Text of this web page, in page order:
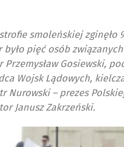
smoleńskiej zginęło
pięć osób
Gosiewski,
Wojsk Lądowych,
Nurowski – prezes
Janusz Zakrzeński.